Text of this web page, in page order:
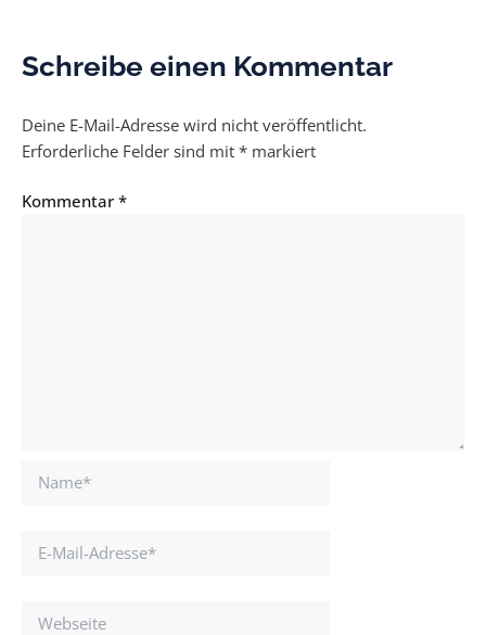
Schreibe einen Kommentar
Deine E-Mail-Adresse wird nicht veröffentlicht.
Erforderliche Felder sind mit * markiert
Kommentar *
Name*
Webseite